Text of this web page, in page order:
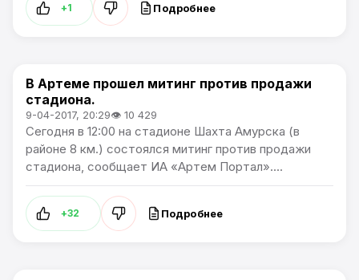
+1 Подробнее
Общество / Артемпортал
В Артеме прошел митинг против продажи
стадиона.
9-04-2017, 20:29👁 10 429
Сегодня в 12:00 на стадионе Шахта Амурска (в
районе 8 км.) состоялся митинг против продажи
стадиона, сообщает ИА «Артем Портал»....
+32 Подробнее